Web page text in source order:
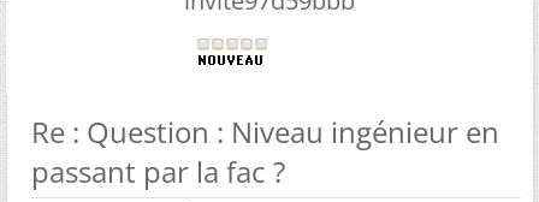
Re : Question : Niveau ingénieur en
passant par la fac ?